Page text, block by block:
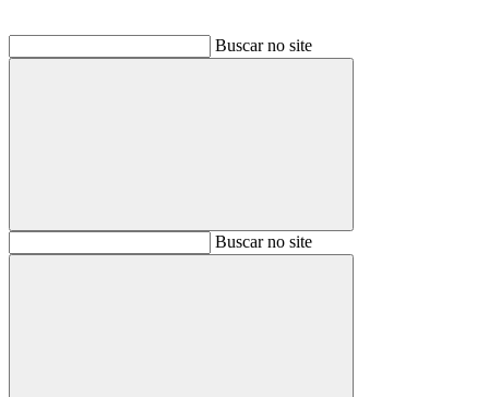
Buscar no site
BuscarBuscar no site